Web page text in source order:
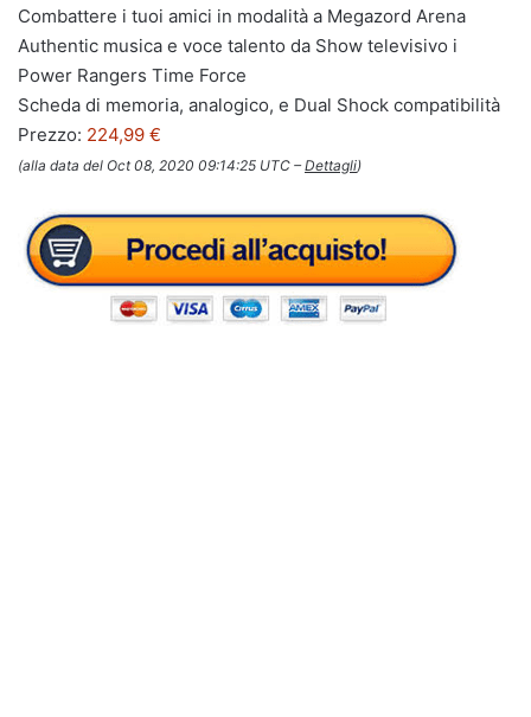
Combattere i tuoi amici in modalità a Megazord Arena
Authentic musica e voce talento da Show televisivo i
Power Rangers Time Force
Scheda di memoria, analogico, e Dual Shock compatibilità
Prezzo: 224,99 €
(alla data del Oct 08, 2020 09:14:25 UTC –Dettagli)